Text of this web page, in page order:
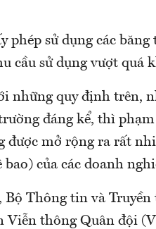
phép sử dụng các
cầu sử dụng vượt quá
những quy định trên,
đáng kể, thì
mở rộng ra rất
của các doanh
Bộ Thông tin và
Viễn thông Quân đội